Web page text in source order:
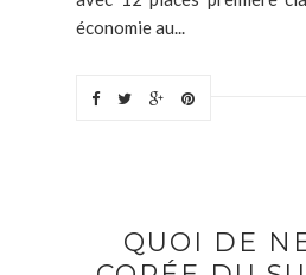
économie au...
QUOI DE